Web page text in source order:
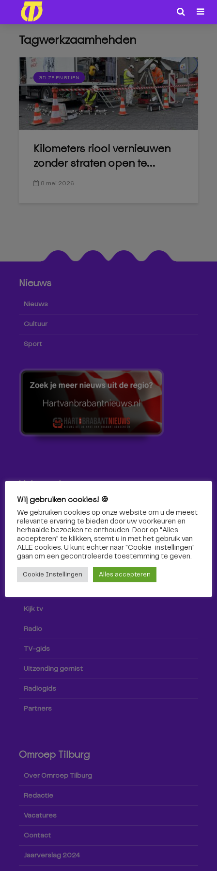
Tagwerkzaamhehden
GILZE EN RIJEN
Kilometers riool vernieuwen
zonder straten open te...
8 mei 2026
Nieuws
Nieuws
Cultuur
Sport
Volg ons!
Volg Omroep Tilburg niet alleen hier, maar ook via social
media!
Kijk tv
Radio
TV-gids
Uitzending gemist
Radiogids
Partners
Omroep Tilburg
Over Omroep Tilburg
Redactie
Vacatures
Contact
Jaarverslag 2024
Wij gebruiken cookies! 🍪
We gebruiken cookies op onze website om u de meest
relevante ervaring te bieden door uw voorkeuren en
herhaalde bezoeken te onthouden. Door op "Alles
accepteren" te klikken, stemt u in met het gebruik van
ALLE cookies. U kunt echter naar "Cookie-instellingen"
gaan om een ​​gecontroleerde toestemming te geven.
Cookie Instellingen Alles accepteren